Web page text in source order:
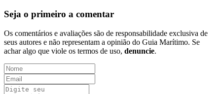
Seja o primeiro a comentar
Os comentários e avaliações são de responsabilidade exclusiva de
seus autores e não representam a opinião do Guia Marítimo. Se
achar algo que viole os termos de uso, denuncie.